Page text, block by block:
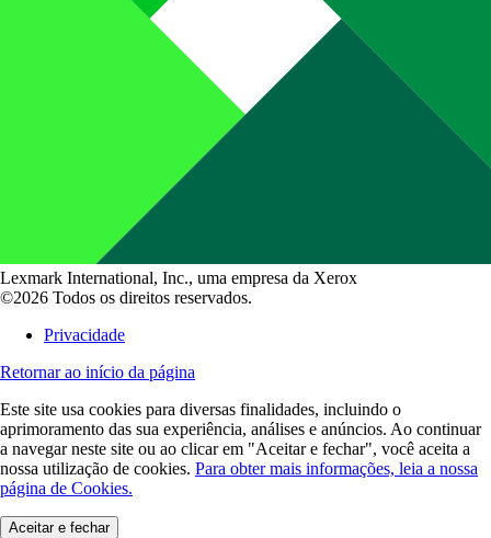
Lexmark International, Inc., uma empresa da Xerox
©2026 Todos os direitos reservados.
Privacidade
Retornar ao início da página
Este site usa cookies para diversas finalidades, incluindo o
aprimoramento das sua experiência, análises e anúncios. Ao continuar
a navegar neste site ou ao clicar em "Aceitar e fechar", você aceita a
nossa utilização de cookies. Para obter mais informações, leia a nossa
página de Cookies.
Aceitar e fechar